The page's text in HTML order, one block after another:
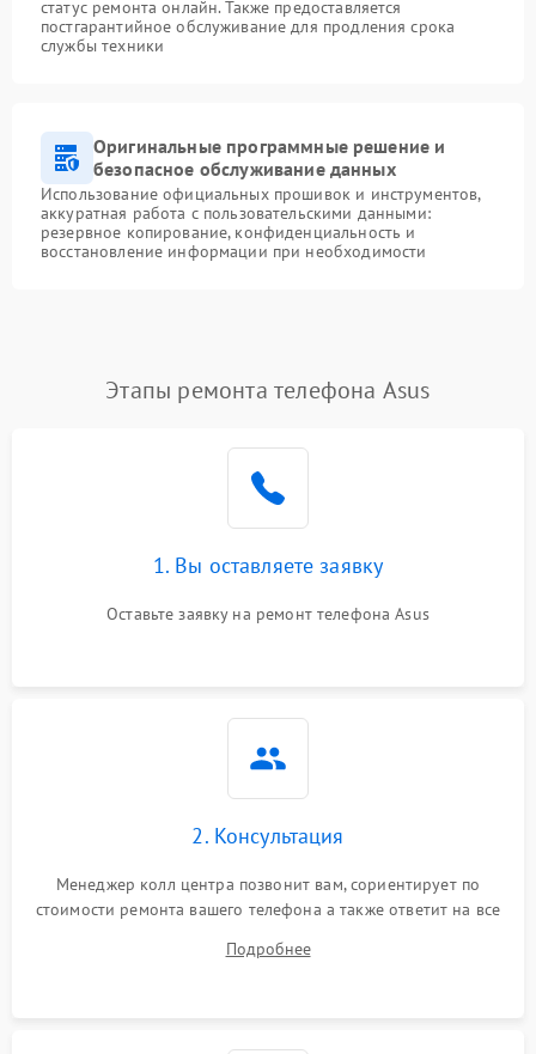
статус ремонта онлайн. Также предоставляется
постгарантийное обслуживание для продления срока
службы техники
Оригинальные программные решение и
безопасное обслуживание данных
Использование официальных прошивок и инструментов,
аккуратная работа с пользовательскими данными:
резервное копирование, конфиденциальность и
восстановление информации при необходимости
Этапы ремонта телефона Asus
1. Вы оставляете заявку
Оставьте заявку на ремонт телефона Asus
2. Консультация
Менеджер колл центра позвонит вам, сориентирует по
стоимости ремонта вашего телефона а также ответит на все
Подробнее